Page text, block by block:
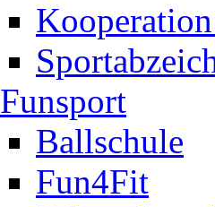
Funsport
Ballschule
Fun4Fit